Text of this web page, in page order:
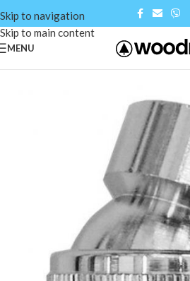
Skip to navigation
Skip to main content
MENU